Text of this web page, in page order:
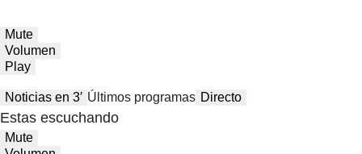
Mute
Volumen
Play
Noticias en 3′ Últimos programas Directo
Estas escuchando
Mute